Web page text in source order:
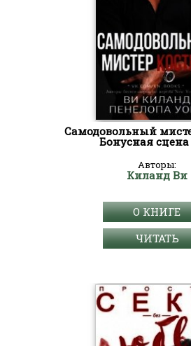
Самодовольный
Бонусная
Авторы:
Киланд Ви
О КНИГЕ
ЧИТАТЬ